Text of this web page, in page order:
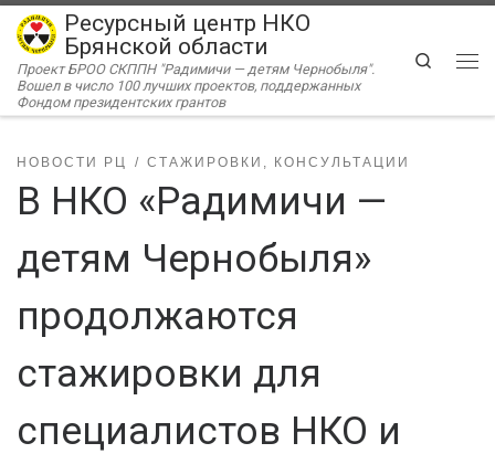
Перейти к содержимому
Ресурсный центр НКО
Брянской области
Проект БРОО СКППН "Радимичи — детям Чернобыля".
Вошел в число 100 лучших проектов, поддержанных
Фондом президентских грантов
Search
НОВОСТИ РЦ СТАЖИРОВКИ, КОНСУЛЬТАЦИИ
В НКО «Радимичи —
детям Чернобыля»
продолжаются
стажировки для
специалистов НКО и